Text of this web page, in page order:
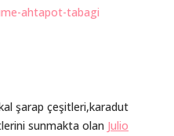
şarap çeşitleri,karadut
sunmakta olan Julio